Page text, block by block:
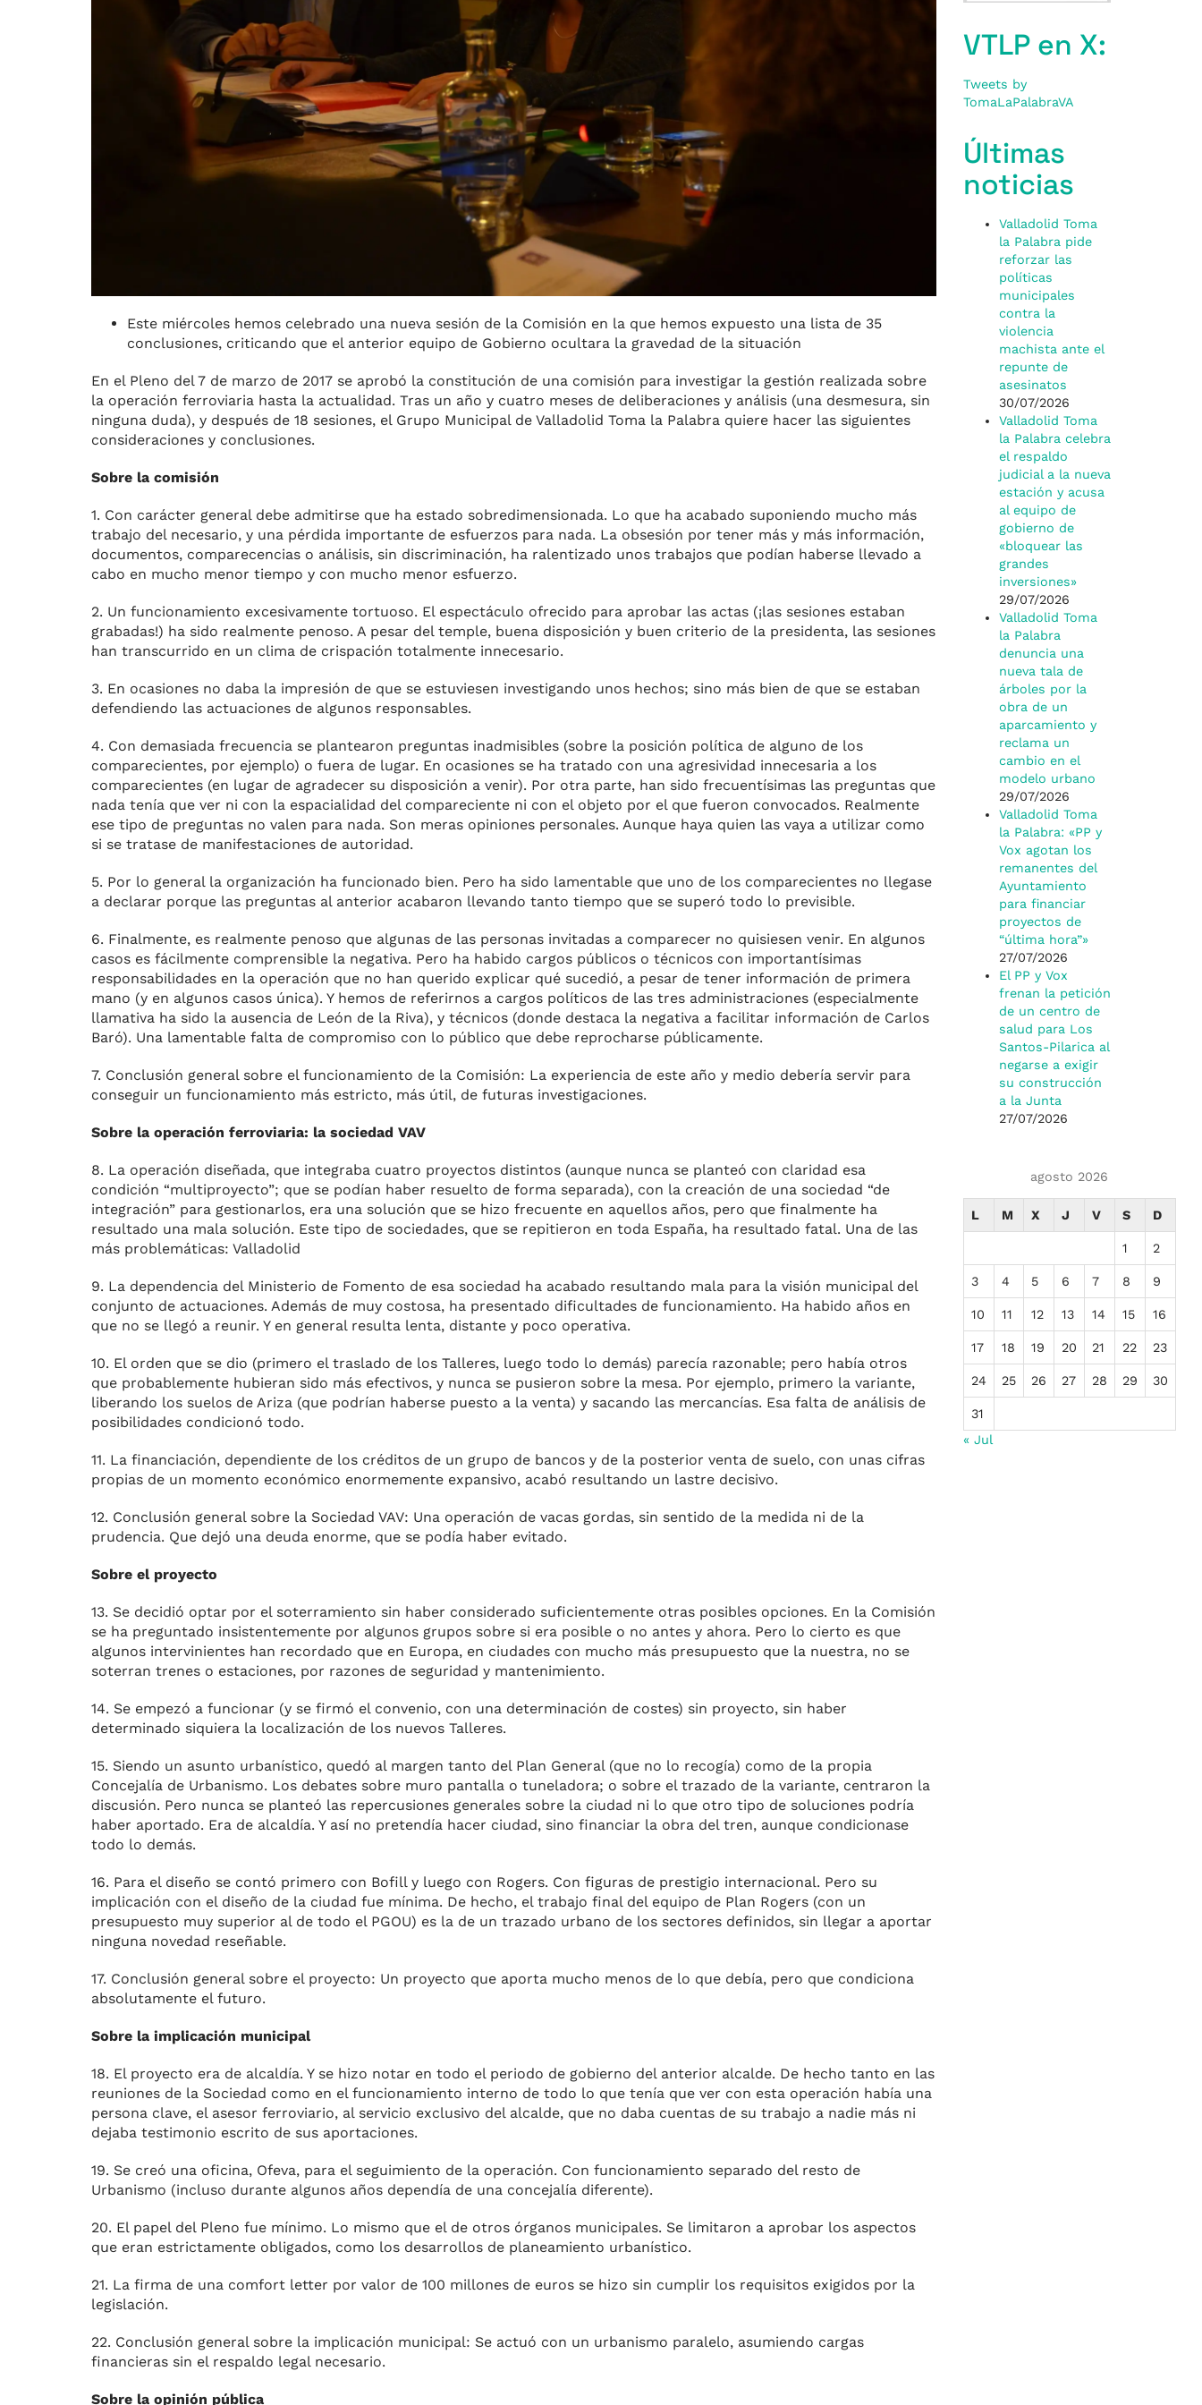
Este miércoles hemos celebrado una nueva sesión de la Comisión en la que hemos expuesto una lista de 35
conclusiones, criticando que el anterior equipo de Gobierno ocultara la gravedad de la situación
En el Pleno del 7 de marzo de 2017 se aprobó la constitución de una comisión para investigar la gestión realizada sobre
la operación ferroviaria hasta la actualidad. Tras un año y cuatro meses de deliberaciones y análisis (una desmesura, sin
ninguna duda), y después de 18 sesiones, el Grupo Municipal de Valladolid Toma la Palabra quiere hacer las siguientes
consideraciones y conclusiones.
Sobre la comisión
1. Con carácter general debe admitirse que ha estado sobredimensionada. Lo que ha acabado suponiendo mucho más
trabajo del necesario, y una pérdida importante de esfuerzos para nada. La obsesión por tener más y más información,
documentos, comparecencias o análisis, sin discriminación, ha ralentizado unos trabajos que podían haberse llevado a
cabo en mucho menor tiempo y con mucho menor esfuerzo.
2. Un funcionamiento excesivamente tortuoso. El espectáculo ofrecido para aprobar las actas (¡las sesiones estaban
grabadas!) ha sido realmente penoso. A pesar del temple, buena disposición y buen criterio de la presidenta, las sesiones
han transcurrido en un clima de crispación totalmente innecesario.
3. En ocasiones no daba la impresión de que se estuviesen investigando unos hechos; sino más bien de que se estaban
defendiendo las actuaciones de algunos responsables.
4. Con demasiada frecuencia se plantearon preguntas inadmisibles (sobre la posición política de alguno de los
comparecientes, por ejemplo) o fuera de lugar. En ocasiones se ha tratado con una agresividad innecesaria a los
comparecientes (en lugar de agradecer su disposición a venir). Por otra parte, han sido frecuentísimas las preguntas que
nada tenía que ver ni con la espacialidad del compareciente ni con el objeto por el que fueron convocados. Realmente
ese tipo de preguntas no valen para nada. Son meras opiniones personales. Aunque haya quien las vaya a utilizar como
si se tratase de manifestaciones de autoridad.
5. Por lo general la organización ha funcionado bien. Pero ha sido lamentable que uno de los comparecientes no llegase
a declarar porque las preguntas al anterior acabaron llevando tanto tiempo que se superó todo lo previsible.
6. Finalmente, es realmente penoso que algunas de las personas invitadas a comparecer no quisiesen venir. En algunos
casos es fácilmente comprensible la negativa. Pero ha habido cargos públicos o técnicos con importantísimas
responsabilidades en la operación que no han querido explicar qué sucedió, a pesar de tener información de primera
mano (y en algunos casos única). Y hemos de referirnos a cargos políticos de las tres administraciones (especialmente
llamativa ha sido la ausencia de León de la Riva), y técnicos (donde destaca la negativa a facilitar información de Carlos
Baró). Una lamentable falta de compromiso con lo público que debe reprocharse públicamente.
7. Conclusión general sobre el funcionamiento de la Comisión: La experiencia de este año y medio debería servir para
conseguir un funcionamiento más estricto, más útil, de futuras investigaciones.
Sobre la operación ferroviaria: la sociedad VAV
8. La operación diseñada, que integraba cuatro proyectos distintos (aunque nunca se planteó con claridad esa
condición “multiproyecto”; que se podían haber resuelto de forma separada), con la creación de una sociedad “de
integración” para gestionarlos, era una solución que se hizo frecuente en aquellos años, pero que finalmente ha
resultado una mala solución. Este tipo de sociedades, que se repitieron en toda España, ha resultado fatal. Una de las
más problemáticas: Valladolid
9. La dependencia del Ministerio de Fomento de esa sociedad ha acabado resultando mala para la visión municipal del
conjunto de actuaciones. Además de muy costosa, ha presentado dificultades de funcionamiento. Ha habido años en
que no se llegó a reunir. Y en general resulta lenta, distante y poco operativa.
10. El orden que se dio (primero el traslado de los Talleres, luego todo lo demás) parecía razonable; pero había otros
que probablemente hubieran sido más efectivos, y nunca se pusieron sobre la mesa. Por ejemplo, primero la variante,
liberando los suelos de Ariza (que podrían haberse puesto a la venta) y sacando las mercancías. Esa falta de análisis de
posibilidades condicionó todo.
11. La financiación, dependiente de los créditos de un grupo de bancos y de la posterior venta de suelo, con unas cifras
propias de un momento económico enormemente expansivo, acabó resultando un lastre decisivo.
12. Conclusión general sobre la Sociedad VAV: Una operación de vacas gordas, sin sentido de la medida ni de la
prudencia. Que dejó una deuda enorme, que se podía haber evitado.
Sobre el proyecto
13. Se decidió optar por el soterramiento sin haber considerado suficientemente otras posibles opciones. En la Comisión
se ha preguntado insistentemente por algunos grupos sobre si era posible o no antes y ahora. Pero lo cierto es que
algunos intervinientes han recordado que en Europa, en ciudades con mucho más presupuesto que la nuestra, no se
soterran trenes o estaciones, por razones de seguridad y mantenimiento.
14. Se empezó a funcionar (y se firmó el convenio, con una determinación de costes) sin proyecto, sin haber
determinado siquiera la localización de los nuevos Talleres.
15. Siendo un asunto urbanístico, quedó al margen tanto del Plan General (que no lo recogía) como de la propia
Concejalía de Urbanismo. Los debates sobre muro pantalla o tuneladora; o sobre el trazado de la variante, centraron la
discusión. Pero nunca se planteó las repercusiones generales sobre la ciudad ni lo que otro tipo de soluciones podría
haber aportado. Era de alcaldía. Y así no pretendía hacer ciudad, sino financiar la obra del tren, aunque condicionase
todo lo demás.
16. Para el diseño se contó primero con Bofill y luego con Rogers. Con figuras de prestigio internacional. Pero su
implicación con el diseño de la ciudad fue mínima. De hecho, el trabajo final del equipo de Plan Rogers (con un
presupuesto muy superior al de todo el PGOU) es la de un trazado urbano de los sectores definidos, sin llegar a aportar
ninguna novedad reseñable.
17. Conclusión general sobre el proyecto: Un proyecto que aporta mucho menos de lo que debía, pero que condiciona
absolutamente el futuro.
Sobre la implicación municipal
18. El proyecto era de alcaldía. Y se hizo notar en todo el periodo de gobierno del anterior alcalde. De hecho tanto en las
reuniones de la Sociedad como en el funcionamiento interno de todo lo que tenía que ver con esta operación había una
persona clave, el asesor ferroviario, al servicio exclusivo del alcalde, que no daba cuentas de su trabajo a nadie más ni
dejaba testimonio escrito de sus aportaciones.
19. Se creó una oficina, Ofeva, para el seguimiento de la operación. Con funcionamiento separado del resto de
Urbanismo (incluso durante algunos años dependía de una concejalía diferente).
20. El papel del Pleno fue mínimo. Lo mismo que el de otros órganos municipales. Se limitaron a aprobar los aspectos
que eran estrictamente obligados, como los desarrollos de planeamiento urbanístico.
21. La firma de una comfort letter por valor de 100 millones de euros se hizo sin cumplir los requisitos exigidos por la
legislación.
22. Conclusión general sobre la implicación municipal: Se actuó con un urbanismo paralelo, asumiendo cargas
financieras sin el respaldo legal necesario.
Sobre la opinión pública
VTLP en X:
Tweets by
TomaLaPalabraVA
Últimas
noticias
Valladolid Toma
la Palabra pide
reforzar las
políticas
municipales
contra la
violencia
machista ante el
repunte de
asesinatos
30/07/2026
Valladolid Toma
la Palabra celebra
el respaldo
judicial a la nueva
estación y acusa
al equipo de
gobierno de
«bloquear las
grandes
inversiones»
29/07/2026
Valladolid Toma
la Palabra
denuncia una
nueva tala de
árboles por la
obra de un
aparcamiento y
reclama un
cambio en el
modelo urbano
29/07/2026
Valladolid Toma
la Palabra: «PP y
Vox agotan los
remanentes del
Ayuntamiento
para financiar
proyectos de
“última hora”»
27/07/2026
El PP y Vox
frenan la petición
de un centro de
salud para Los
Santos-Pilarica al
negarse a exigir
su construcción
a la Junta
27/07/2026
agosto 2026
L M X J V S D
1 2
3 4 5 6 7 8 9
10 11 12 13 14 15 16
17 18 19 20 21 22 23
24 25 26 27 28 29 30
31
« Jul